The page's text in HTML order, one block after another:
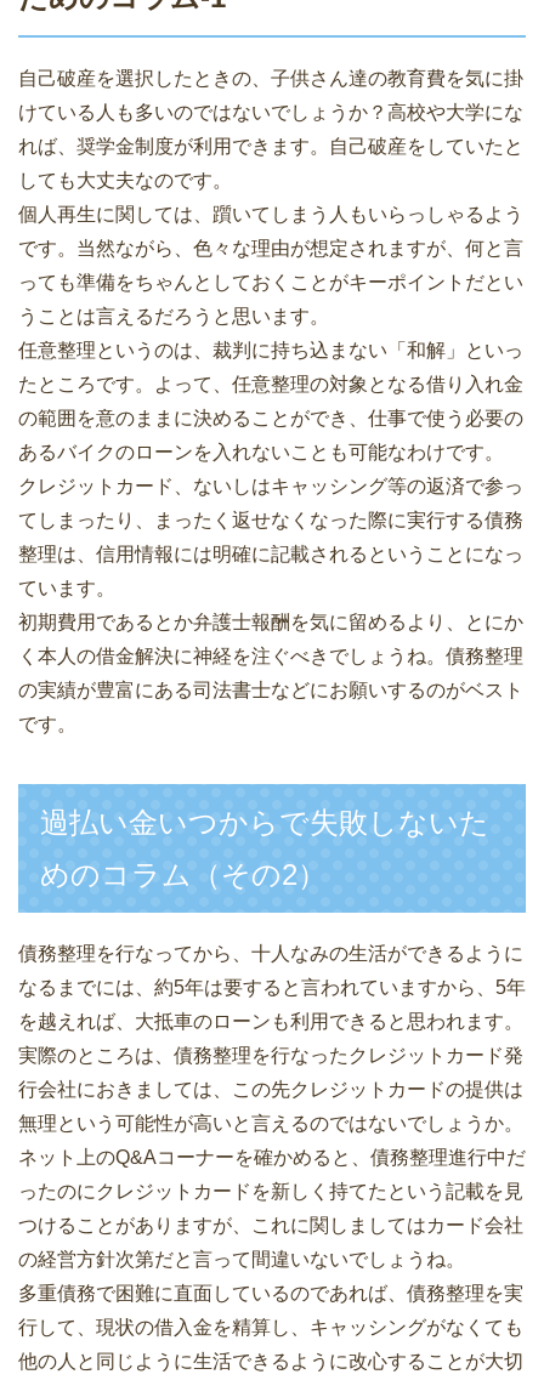
自己破産を選択したときの、子供さん達の教育費を気に掛
けている人も多いのではないでしょうか？高校や大学にな
れば、奨学金制度が利用できます。自己破産をしていたと
しても大丈夫なのです。
個人再生に関しては、躓いてしまう人もいらっしゃるよう
です。当然ながら、色々な理由が想定されますが、何と言
っても準備をちゃんとしておくことがキーポイントだとい
うことは言えるだろうと思います。
任意整理というのは、裁判に持ち込まない「和解」といっ
たところです。よって、任意整理の対象となる借り入れ金
の範囲を意のままに決めることができ、仕事で使う必要の
あるバイクのローンを入れないことも可能なわけです。
クレジットカード、ないしはキャッシング等の返済で参っ
てしまったり、まったく返せなくなった際に実行する債務
整理は、信用情報には明確に記載されるということになっ
ています。
初期費用であるとか弁護士報酬を気に留めるより、とにか
く本人の借金解決に神経を注ぐべきでしょうね。債務整理
の実績が豊富にある司法書士などにお願いするのがベスト
です。
過払い金いつからで失敗しないた
めのコラム（その2）
債務整理を行なってから、十人なみの生活ができるように
なるまでには、約5年は要すると言われていますから、5年
を越えれば、大抵車のローンも利用できると思われます。
実際のところは、債務整理を行なったクレジットカード発
行会社におきましては、この先クレジットカードの提供は
無理という可能性が高いと言えるのではないでしょうか。
ネット上のQ&Aコーナーを確かめると、債務整理進行中だ
ったのにクレジットカードを新しく持てたという記載を見
つけることがありますが、これに関しましてはカード会社
の経営方針次第だと言って間違いないでしょうね。
多重債務で困難に直面しているのであれば、債務整理を実
行して、現状の借入金を精算し、キャッシングがなくても
他の人と同じように生活できるように改心することが大切